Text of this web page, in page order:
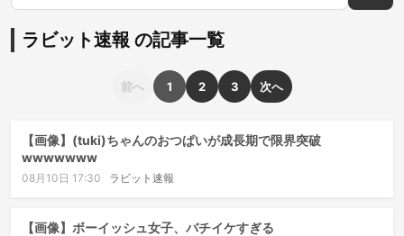
ラビット速報 の記事一覧
前へ 1 2 3 次へ
【画像】(tuki)ちゃんのおつぱいが成長期で限界突破
wwwwwww
08月10日 17:30 ラビット速報
【画像】ボーイッシュ女子、バチイケすぎる